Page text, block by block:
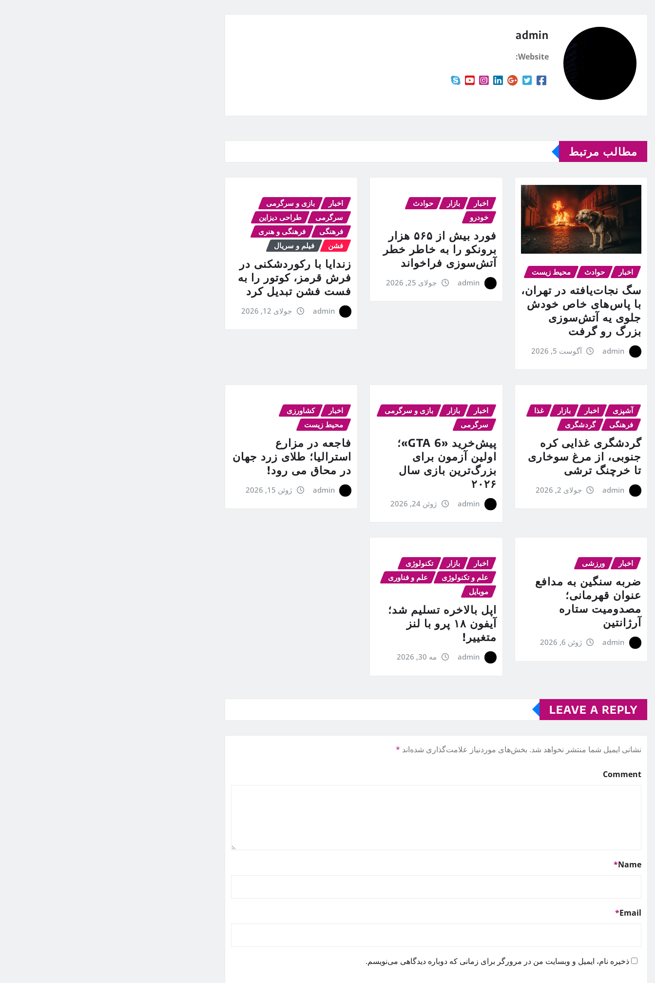
admin
Website:
مطالب مرتبط
اخبار حوادث محیط زیست
سگ نجات‌یافته در تهران،
با پاس‌های خاص خودش
جلوی یه آتش‌سوزی
بزرگ رو گرفت
admin آگوست 5, 2026
اخبار بازار
حوادث
خودرو
فورد بیش از ۵۶۵ هزار
برونکو را به خاطر خطر
آتش‌سوزی فراخواند
admin جولای 25, 2026
اخبار
بازی و سرگرمی
سرگرمی
طراحی دیزاین
فرهنگی
فرهنگی و هنری
فشن
فیلم و سریال
زندایا با رکوردشکنی در
فرش قرمز، کوتور را به
فست فشن تبدیل کرد
admin جولای 12, 2026
آشپزی اخبار بازار
غذا
فرهنگی
گردشگری
گردشگری غذایی کره
جنوبی، از مرغ سوخاری
تا خرچنگ ترشی
admin جولای 2, 2026
اخبار بازار
بازی و سرگرمی
سرگرمی
پیش‌خرید «GTA 6»؛
اولین آزمون برای
بزرگ‌ترین بازی سال
۲۰۲۶
admin ژوئن 24, 2026
اخبار
کشاورزی
محیط زیست
فاجعه در مزارع
استرالیا؛ طلای زرد جهان
در محاق می رود!
admin ژوئن 15, 2026
اخبار ورزشی
ضربه سنگین به مدافع
عنوان قهرمانی؛
مصدومیت ستاره
آرژانتین
admin ژوئن 6, 2026
اخبار بازار
تکنولوژی
علم و تکنولوژی
علم و فناوری
موبایل
اپل بالاخره تسلیم شد؛
آیفون ۱۸ پرو با لنز
متغییر!
admin مه 30, 2026
LEAVE A REPLY
نشانی ایمیل شما منتشر نخواهد شد. بخش‌های موردنیاز علامت‌گذاری شده‌اند *
Comment
Name
*
Email
*
ذخیره نام، ایمیل و وبسایت من در مرورگر برای زمانی که دوباره دیدگاهی می‌نویسم.